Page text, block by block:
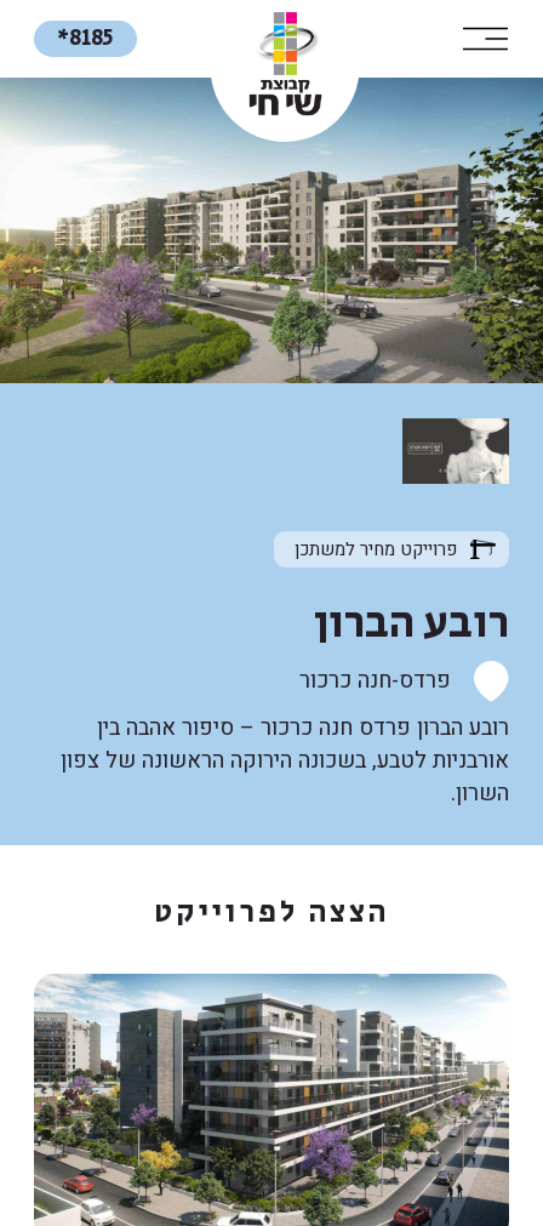
*8185
פרוייקט מחיר למשתכן
רובע הברון
פרדס-חנה כרכור
רובע הברון פרדס חנה כרכור – סיפור אהבה בין
אורבניות לטבע, בשכונה הירוקה הראשונה של צפון
השרון.
הצצה לפרוייקט